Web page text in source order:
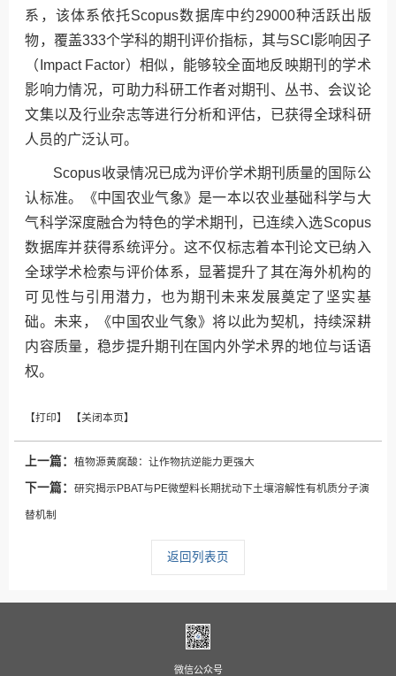
系，该体系依托Scopus数据库中约29000种活跃出版
物，覆盖333个学科的期刊评价指标，其与SCI影响因子
（Impact Factor）相似，能够较全面地反映期刊的学术
影响力情况，可助力科研工作者对期刊、丛书、会议论
文集以及行业杂志等进行分析和评估，已获得全球科研
人员的广泛认可。
Scopus收录情况已成为评价学术期刊质量的国际公
认标准。《中国农业气象》是一本以农业基础科学与大
气科学深度融合为特色的学术期刊，已连续入选Scopus
数据库并获得系统评分。这不仅标志着本刊论文已纳入
全球学术检索与评价体系，显著提升了其在海外机构的
可见性与引用潜力，也为期刊未来发展奠定了坚实基
础。未来，《中国农业气象》将以此为契机，持续深耕
内容质量，稳步提升期刊在国内外学术界的地位与话语
权。
上一篇：植物源黄腐酸：让作物抗逆能力更强大
下一篇：研究揭示PBAT与PE微塑料长期扰动下土壤溶解性有机质分子演
替机制
返回列表页
微信公众号